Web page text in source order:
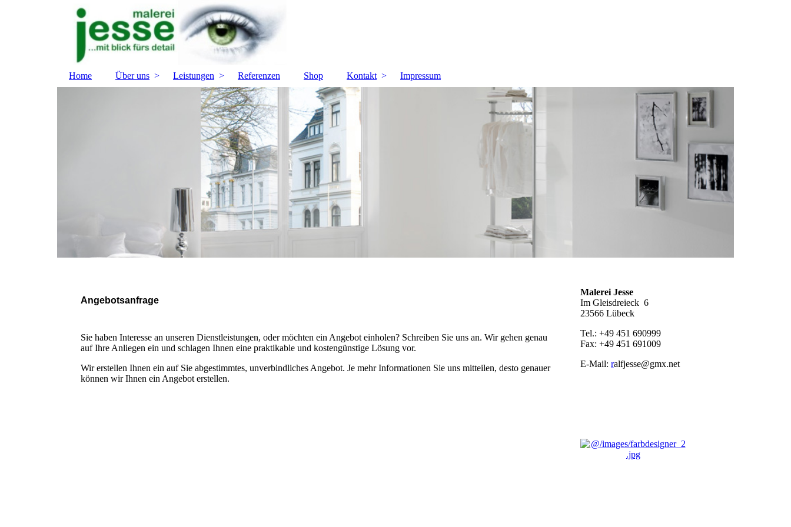
Home Über uns Leistungen Referenzen Shop Kontakt Impressum
Angebotsanfrage
Sie haben Interesse an unseren Dienstleistungen, oder möchten ein Angebot einholen? Schreiben Sie uns an. Wir gehen genau
auf Ihre Anliegen ein und schlagen Ihnen eine praktikable und kostengünstige Lösung vor.
Wir erstellen Ihnen ein auf Sie abgestimmtes, unverbindliches Angebot. Je mehr Informationen Sie uns mitteilen, desto genauer
können wir Ihnen ein Angebot erstellen.
Malerei Jesse
Im Gleisdreieck 6
23566 Lübeck
Tel.: +49 451 690999
Fax: +49 451 691009
E-Mail: ralfjesse@gmx.net